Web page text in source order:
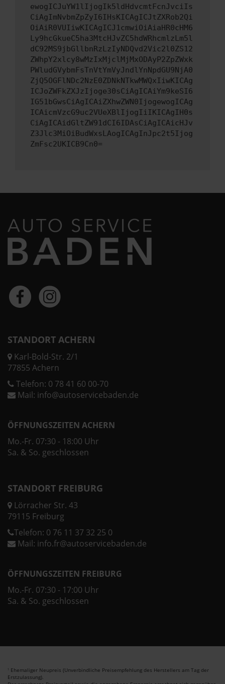
ewogICJuYW1lIjogIk5ldHdvcmtFcnJvciIs
CiAgImNvbmZpZyI6IHsKICAgICJtZXRob2Qi
OiAiR0VUIiwKICAgICJ1cmwiOiAiaHR0cHM6
Ly9hcGkueC5ha3MtcHJvZC5hdWRhcmlzLm5l
dC92MS9jbGllbnRzLzIyNDQvd2Vic2l0ZS12
ZWhpY2xlcy8wMzIxMjclMjMxODAyP2ZpZWxk
PWludGVybmFsTnVtYmVyJndlYnNpdGU9NjA0
ZjQ5OGFlNDc2NzE0ZDNkNTkwMWQxIiwKICAg
ICJoZWFkZXJzIjoge30sCiAgICAiYm9keSI6
IG51bGwsCiAgICAiZXhwZWN0IjogewogICAg
ICAicmVzcG9uc2VUeXBlIjogIiIKICAgIH0s
CiAgICAidGltZW91dCI6IDAsCiAgICAicHJv
Z3Jlc3MiOiBudWxsLAogICAgInJpc2t5Ijog
ZmFsc2UKICB9Cn0=
STANDORT ACHERN
Karl-Bold-Str. 2/1
77855 Achern
Telefon: 0 78 41 60 00-70
Mail: info@autoservicebaden.de
ÖFFNUNGSZEITEN ACHERN
Mo.-Fr. 07:30 - 18:00 Uhr
Sa. & So. geschlossen
STANDORT FREIBURG
Lörracher Str. 43
79115 Freiburg
Telefon: 0 76 11 37 32 25 0
Mail: info.fr@autoservicebaden.de
ÖFFNUNGSZEITEN FREIBURG
Mo.-Fr. 07:30 - 17:00 Uhr
Sa. & So. geschlossen
1 Ehemaliger Neupreis (Unverbindliche Preisempfehlung des Herstellers am Tag der
Erstzulassung).